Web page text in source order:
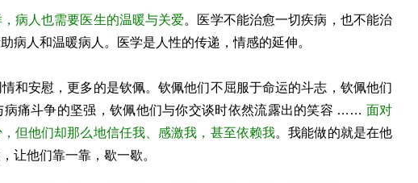
病人也需要医生的温暖与关爱。医学不能治愈一切疾病，也不能治
病人和温暖病人。医学是人性的传递，情感的延伸。
和安慰，更多的是钦佩。钦佩他们不屈服于命运的斗志，钦佩他们
病痛斗争的坚强，钦佩他们与你交谈时依然流露出的笑容 …… 面对
但他们却那么地信任我、感激我，甚至依赖我。我能做的就是在他
让他们靠一靠，歇一歇。